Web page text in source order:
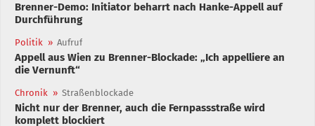
Brenner-Demo: Initiator beharrt nach Hanke-Appell auf
Durchführung
Politik » Aufruf
Appell aus Wien zu Brenner-Blockade: „Ich appelliere an
die Vernunft“
Chronik » Straßenblockade
Nicht nur der Brenner, auch die Fernpassstraße wird
komplett blockiert